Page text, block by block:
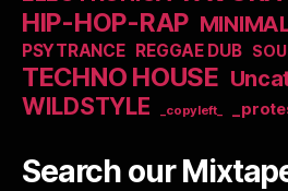
HIP-HOP-RAP
PSYTRANCE REGGAE DUB
TECHNO HOUSE
WILDSTYLE _copyleft_
Search our